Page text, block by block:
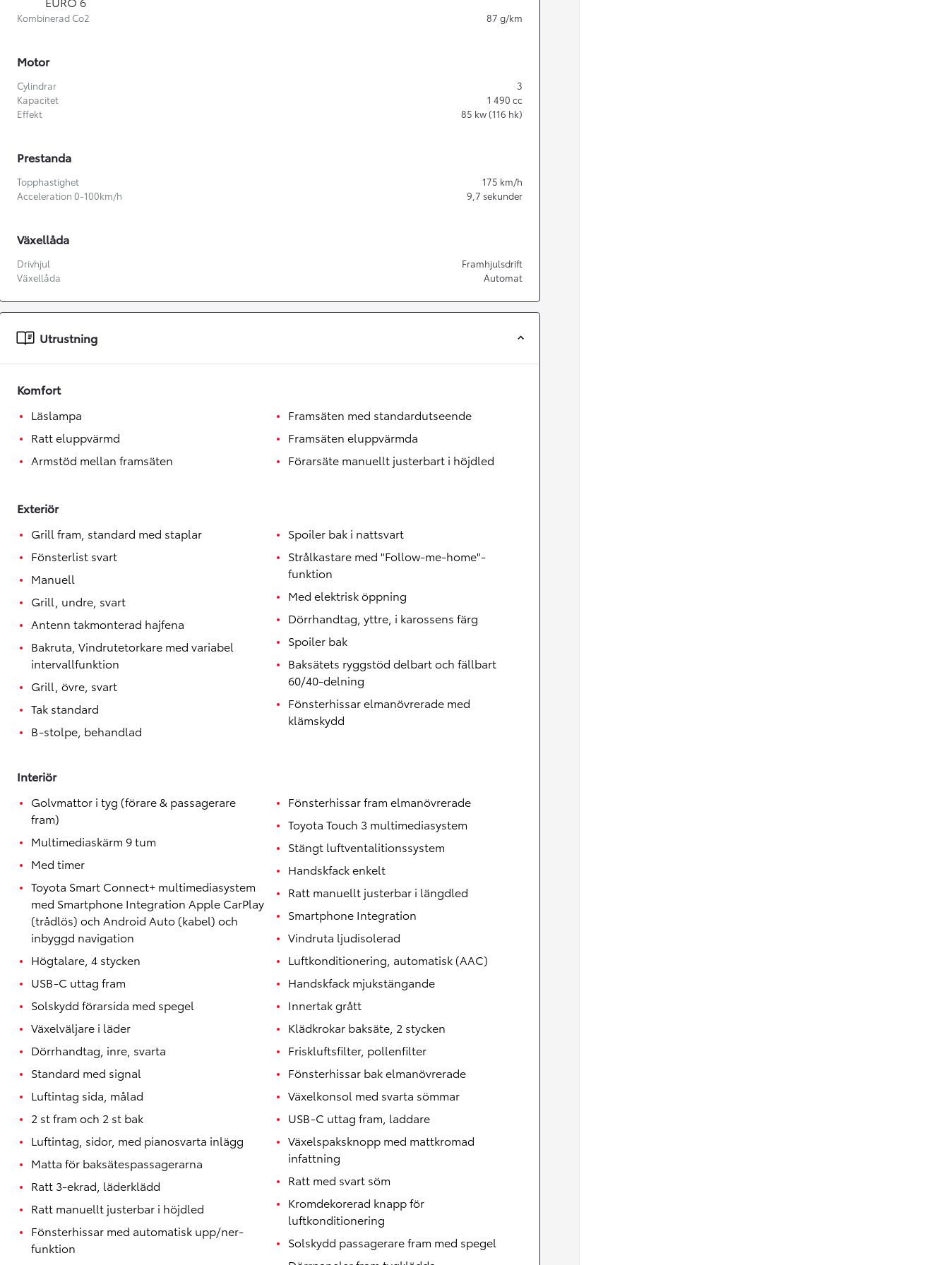
Från 360 900 kr
Från 3 548 kr/mån
Från 350 900 kr
Från 3 450 kr/mån
Nya GR GT
Kombinerad Co2 87 g/km
Motor
Cylindrar
3
Kapacitet
1 490 cc
Effekt
85 kw (116 hk)
Prestanda
Topphastighet 175 km/h
Acceleration 0-100km/h
9,7 sekunder
Växellåda
Drivhjul
Framhjulsdrift
Växellåda
Automat
Utrustning
Komfort
Läslampa
Ratt eluppvärmd
Armstöd mellan framsäten
Framsäten med standardutseende
Framsäten eluppvärmda
Förarsäte manuellt justerbart i höjdled
Exteriör
Grill fram, standard med staplar
Fönsterlist svart
Manuell
Grill, undre, svart
Antenn takmonterad hajfena
Bakruta, Vindrutetorkare med variabel
intervallfunktion
Grill, övre, svart
Tak standard
B-stolpe, behandlad
Spoiler bak i nattsvart
Strålkastare med "Follow-me-home"-
funktion
Med elektrisk öppning
Dörrhandtag, yttre, i karossens färg
Spoiler bak
Baksätets ryggstöd delbart och fällbart
60/40-delning
Fönsterhissar elmanövrerade med
klämskydd
Interiör
Golvmattor i tyg (förare & passagerare
fram)
Multimediaskärm 9 tum
Med timer
Toyota Smart Connect+ multimediasystem
med Smartphone Integration Apple CarPlay
(trådlös) och Android Auto (kabel) och
inbyggd navigation
Högtalare, 4 stycken
USB-C uttag fram
Solskydd förarsida med spegel
Växelväljare i läder
Dörrhandtag, inre, svarta
Standard med signal
Luftintag sida, målad
2 st fram och 2 st bak
Luftintag, sidor, med pianosvarta inlägg
Matta för baksätespassagerarna
Ratt 3-ekrad, läderklädd
Ratt manuellt justerbar i höjdled
Fönsterhissar med automatisk upp/ner-
funktion
Fönsterhissar fram elmanövrerade
Toyota Touch 3 multimediasystem
Stängt luftventalitionssystem
Handskfack enkelt
Ratt manuellt justerbar i längdled
Smartphone Integration
Vindruta ljudisolerad
Luftkonditionering, automatisk (AAC)
Handskfack mjukstängande
Innertak grått
Klädkrokar baksäte, 2 stycken
Friskluftsfilter, pollenfilter
Fönsterhissar bak elmanövrerade
Växelkonsol med svarta sömmar
USB-C uttag fram, laddare
Växelspaksknopp med mattkromad
infattning
Ratt med svart söm
Kromdekorerad knapp för
luftkonditionering
Solskydd passagerare fram med spegel